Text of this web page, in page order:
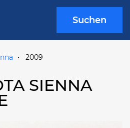
Suchen
2009
SIENNA